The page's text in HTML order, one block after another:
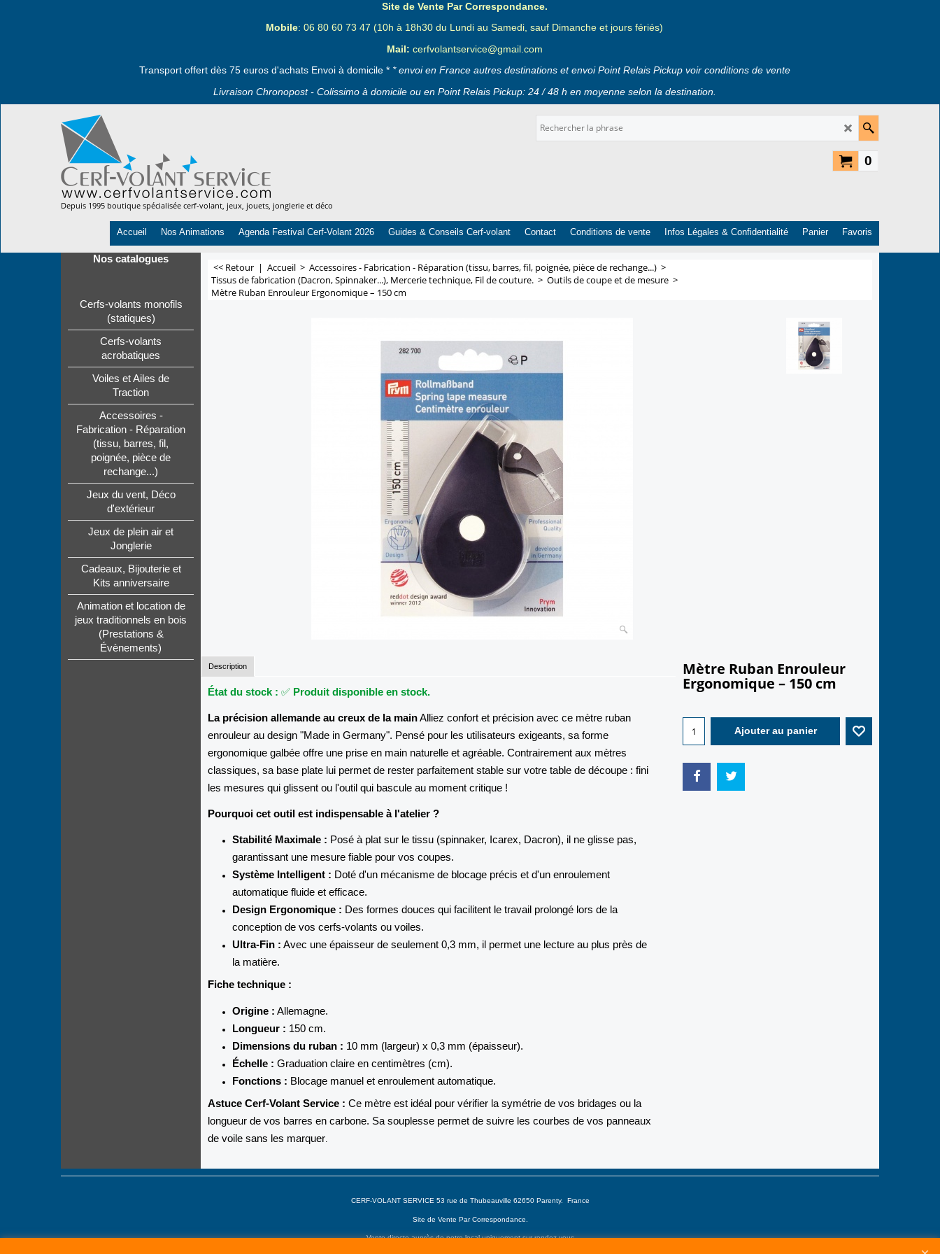
Site de Vente Par Correspondance.
Mobile: 06 80 60 73 47 (10h à 18h30 du Lundi au Samedi, sauf Dimanche et jours fériés)
Mail: cerfvolantservice@gmail.com
Transport offert dès 75 euros d'achats Envoi à domicile * * envoi en France autres destinations et envoi Point Relais Pickup voir conditions de vente
Livraison Chronopost - Colissimo à domicile ou en Point Relais Pickup: 24 / 48 h en moyenne selon la destination.
Depuis 1995 boutique spécialisée cerf-volant, jeux, jouets, jonglerie et déco
0
Accueil Nos Animations Agenda Festival Cerf-Volant 2026 Guides & Conseils Cerf-volant Contact Conditions de vente Infos Légales & Confidentialité Panier Favoris
Nos catalogues
Cerfs-volants monofils
(statiques)
Cerfs-volants
acrobatiques
Voiles et Ailes de
Traction
Accessoires -
Fabrication - Réparation
(tissu, barres, fil,
poignée, pièce de
rechange...)
Jeux du vent, Déco
d'extérieur
Jeux de plein air et
Jonglerie
Cadeaux, Bijouterie et
Kits anniversaire
Animation et location de
jeux traditionnels en bois
(Prestations &
Évènements)
<< Retour | Accueil > Accessoires - Fabrication - Réparation (tissu, barres, fil, poignée, pièce de rechange...) >
Tissus de fabrication (Dacron, Spinnaker...), Mercerie technique, Fil de couture. > Outils de coupe et de mesure >
Mètre Ruban Enrouleur Ergonomique – 150 cm
Mètre Ruban Enrouleur
Ergonomique – 150 cm
Description
État du stock : ✅ Produit disponible en stock.
La précision allemande au creux de la mainAlliez confort et précision avec ce mètre ruban
enrouleur au design "Made in Germany". Pensé pour les utilisateurs exigeants, sa forme
ergonomique galbée offre une prise en main naturelle et agréable. Contrairement aux mètres
classiques, sa base plate lui permet de rester parfaitement stable sur votre table de découpe : fini
les mesures qui glissent ou l'outil qui bascule au moment critique !
Pourquoi cet outil est indispensable à l'atelier ?
Stabilité Maximale : Posé à plat sur le tissu (spinnaker, Icarex, Dacron), il ne glisse pas,
garantissant une mesure fiable pour vos coupes.
Système Intelligent : Doté d'un mécanisme de blocage précis et d'un enroulement
automatique fluide et efficace.
Design Ergonomique : Des formes douces qui facilitent le travail prolongé lors de la
conception de vos cerfs-volants ou voiles.
Ultra-Fin : Avec une épaisseur de seulement 0,3 mm, il permet une lecture au plus près de
la matière.
Fiche technique :
Origine : Allemagne.
Longueur : 150 cm.
Dimensions du ruban : 10 mm (largeur) x 0,3 mm (épaisseur).
Échelle : Graduation claire en centimètres (cm).
Fonctions : Blocage manuel et enroulement automatique.
Astuce Cerf-Volant Service : Ce mètre est idéal pour vérifier la symétrie de vos bridages ou la
longueur de vos barres en carbone. Sa souplesse permet de suivre les courbes de vos panneaux
de voile sans les marquer
CERF-VOLANT SERVICE 53 rue de Thubeauville 62650 Parenty. France
Site de Vente Par Correspondance.
Vente directe auprès de notre local uniquement sur rendez-vous